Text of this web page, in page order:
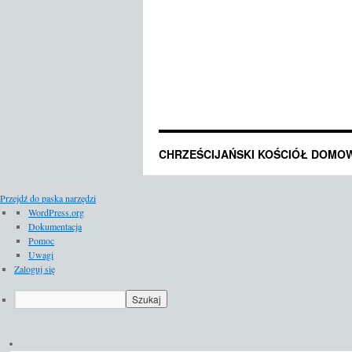
CHRZEŚCIJAŃSKI KOŚCIÓŁ
Przejdź do paska narzędzi
O
WordPressie
WordPress.org
Dokumentacja
Pomoc
Uwagi
Zaloguj się
Szukaj